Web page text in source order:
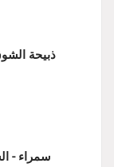
ذبيحة
سمراء -